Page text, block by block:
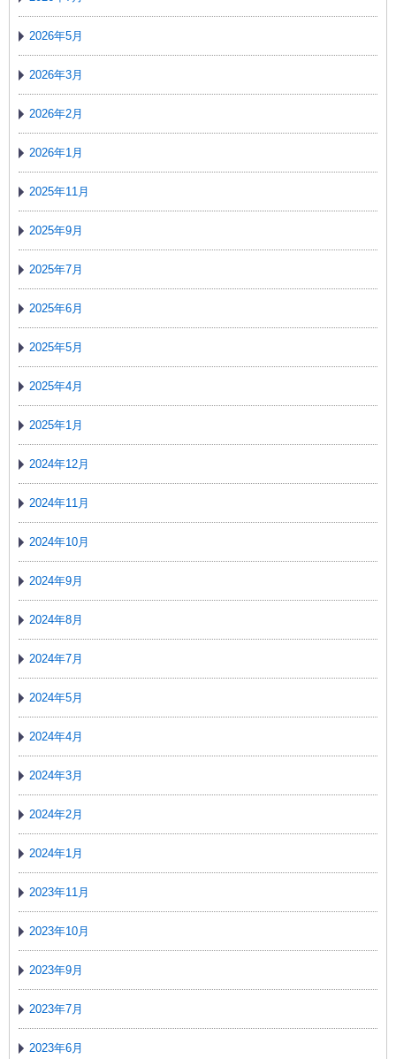
2026年5月
2026年3月
2026年2月
2026年1月
2025年11月
2025年9月
2025年7月
2025年6月
2025年5月
2025年4月
2025年1月
2024年12月
2024年11月
2024年10月
2024年9月
2024年8月
2024年7月
2024年5月
2024年4月
2024年3月
2024年2月
2024年1月
2023年11月
2023年10月
2023年9月
2023年7月
2023年6月